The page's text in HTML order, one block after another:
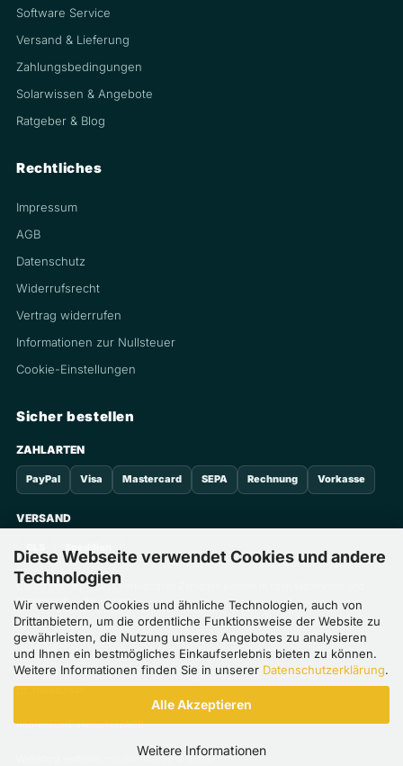
Diese Webseite verwendet Cookies und andere
Technologien
Wir verwenden Cookies und ähnliche Technologien, auch von
Drittanbietern, um die ordentliche Funktionsweise der Website zu
gewährleisten, die Nutzung unseres Angebotes zu analysieren
und Ihnen ein bestmögliches Einkaufserlebnis bieten zu können.
Weitere Informationen finden Sie in unserer Datenschutzerklärung.
Alle Akzeptieren
Weitere Informationen
Software Service
Versand & Lieferung
Zahlungsbedingungen
Solarwissen & Angebote
Ratgeber & Blog
Rechtliches
Impressum
AGB
Datenschutz
Widerrufsrecht
Vertrag widerrufen
Informationen zur Nullsteuer
Cookie-Einstellungen
Sicher bestellen
ZAHLARTEN
PayPal Visa Mastercard SEPA Rechnung Vorkasse
VERSAND
GLS Spedition
Die im Bestellprozess verfügbaren Zahlarten können je nach Warenkorb und
Kundenstatus abweichen.
Save with Sun GmbH · HRB 8102, Amtsgericht Ansbach · USt-IdNr.
DE360883346
ImpressumDatenschutzAGB
mit Gambio.de © 2026